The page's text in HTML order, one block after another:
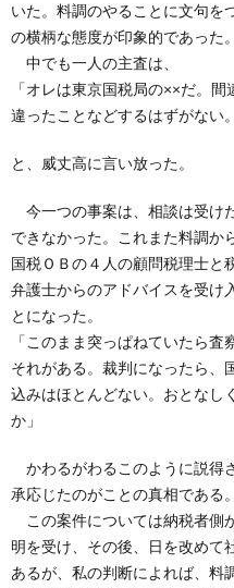
いた。料調のやることに文句を
の横柄な態度が印象的であった。
中でも一人の主査は、
「オレは東京国税局の××だ。
違ったことなどするはずがない
と、威丈高に言い放った。
今一つの事案は、相談は受け
できなかった。これまた料調か
国税ＯＢの４人の顧問税理士と
弁護士からのアドバイスを受け
とになった。
「このまま突っぱねていたら
それがある。裁判になったら、
込みはほとんどない。おとなし
か」
かわるがわるこのように説得
承応じたのがことの真相である。
この案件については納税者側
明を受け、その後、日を改めて
あるが、私の判断によれば、料